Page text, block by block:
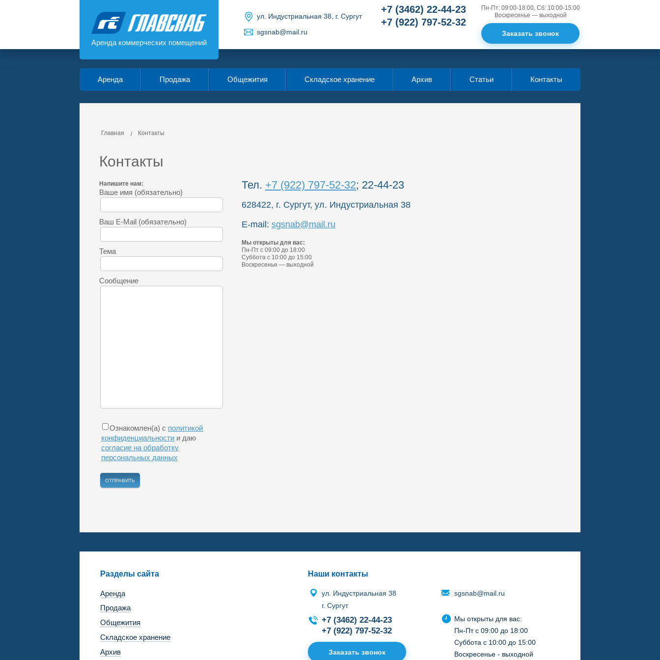
Аренда коммерческих помещений
ул. Индустриальная 38, г. Сургут
sgsnab@mail.ru
+7 (3462) 22-44-23
+7 (922) 797-52-32
Пн-Пт: 09:00-18:00, Сб: 10:00-15:00
Воскресенье — выходной
Заказать звонок
Аренда Продажа Общежития Складское хранение Архив Статьи Контакты
Главная Контакты
Контакты
Напишите нам:
Ваше имя (обязательно)
Ваш E-Mail (обязательно)
Тема
Сообщение
Ознакомлен(а) с политикой
конфиденциальности и даю
согласие на обработку
персональных данных
Тел. +7 (922) 797-52-32; 22-44-23
628422, г. Сургут, ул. Индустриальная 38
E-mail: sgsnab@mail.ru
Мы открыты для вас:
Пн-Пт с 09:00 до 18:00
Суббота с 10:00 до 15:00
Воскресенье — выходной
Разделы сайта
Аренда
Продажа
Общежития
Складское хранение
Архив
Наши контакты
ул. Индустриальная 38
г. Сургут
+7 (3462) 22-44-23
+7 (922) 797-52-32
Заказать звонок
sgsnab@mail.ru
Мы открыты для вас:
Пн-Пт с 09:00 до 18:00
Суббота с 10:00 до 15:00
Воскресенье - выходной